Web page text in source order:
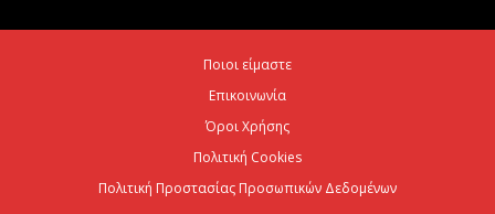
Ποιοι είμαστε
Επικοινωνία
Όροι Χρήσης
Πολιτική Cookies
Πολιτική Προστασίας Προσωπικών Δεδομένων